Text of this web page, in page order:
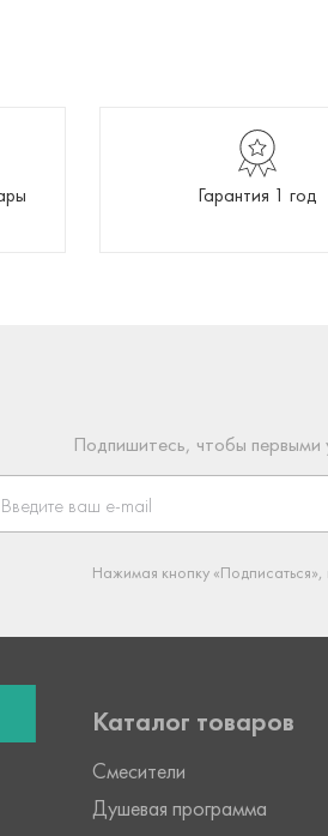
Гарантия 1 год
Подпишитесь, чтобы первыми
Нажимая кнопку
Каталог товаров
Смесители
Душевая программа